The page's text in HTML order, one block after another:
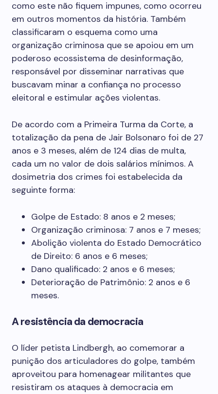
como este não fiquem impunes, como ocorreu
em outros momentos da história. Também
classificaram o esquema como uma
organização criminosa que se apoiou em um
poderoso ecossistema de desinformação,
responsável por disseminar narrativas que
buscavam minar a confiança no processo
eleitoral e estimular ações violentas.
De acordo com a Primeira Turma da Corte, a
totalização da pena de Jair Bolsonaro foi de 27
anos e 3 meses, além de 124 dias de multa,
cada um no valor de dois salários mínimos. A
dosimetria dos crimes foi estabelecida da
seguinte forma:
Golpe de Estado: 8 anos e 2 meses;
Organização criminosa: 7 anos e 7 meses;
Abolição violenta do Estado Democrático
de Direito: 6 anos e 6 meses;
Dano qualificado: 2 anos e 6 meses;
Deterioração de Patrimônio: 2 anos e 6
meses.
A resistência da democracia
O líder petista Lindbergh, ao comemorar a
punição dos articuladores do golpe, também
aproveitou para homenagear militantes que
resistiram os ataques à democracia em